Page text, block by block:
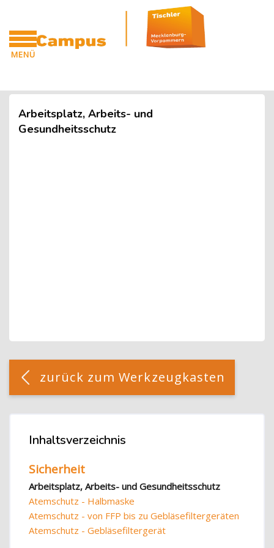
MENÜ
Zum Hauptinhalt
Blöcke
Blöcke
Arbeitsplatz, Arbeits- und
Gesundheitsschutz
Blöcke
[Cocoon] Custom HTML überspringen
zurück zum Werkzeugkasten
Inhaltsverzeichnis überspringen
Inhaltsverzeichnis
Sicherheit
Arbeitsplatz, Arbeits- und Gesundheitsschutz
Atemschutz - Halbmaske
Atemschutz - von FFP bis zu Gebläsefiltergeräten
Atemschutz - Gebläsefiltergerät